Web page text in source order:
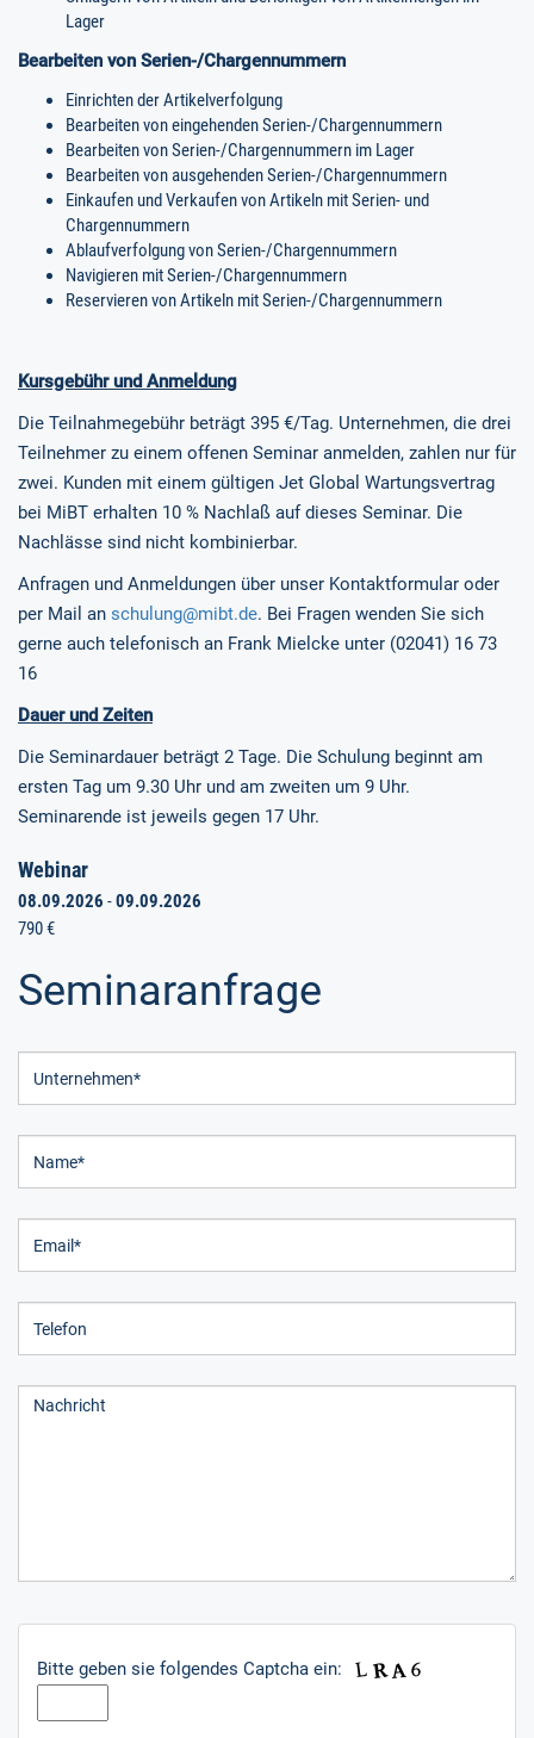
Lager
Bearbeiten von Serien-/Chargennummern
Einrichten der Artikelverfolgung
Bearbeiten von eingehenden Serien-/Chargennummern
Bearbeiten von Serien-/Chargennummern im Lager
Bearbeiten von ausgehenden Serien-/Chargennummern
Einkaufen und Verkaufen von Artikeln mit Serien- und
Chargennummern
Ablaufverfolgung von Serien-/Chargennummern
Navigieren mit Serien-/Chargennummern
Reservieren von Artikeln mit Serien-/Chargennummern
Kursgebühr und Anmeldung
Die Teilnahmegebühr beträgt 395 €/Tag. Unternehmen, die drei
Teilnehmer zu einem offenen Seminar anmelden, zahlen nur für
zwei. Kunden mit einem gültigen Jet Global Wartungsvertrag
bei MiBT erhalten 10 % Nachlaß auf dieses Seminar. Die
Nachlässe sind nicht kombinierbar.
Anfragen und Anmeldungen über unser Kontaktformular oder
per Mail an schulung@mibt.de. Bei Fragen wenden Sie sich
gerne auch telefonisch an Frank Mielcke unter (02041) 16 73
16
Dauer und Zeiten
Die Seminardauer beträgt 2 Tage. Die Schulung beginnt am
ersten Tag um 9.30 Uhr und am zweiten um 9 Uhr.
Seminarende ist jeweils gegen 17 Uhr.
Webinar
08.09.2026 -09.09.2026
790 €
Seminaranfrage
Bitte geben sie folgendes Captcha ein: